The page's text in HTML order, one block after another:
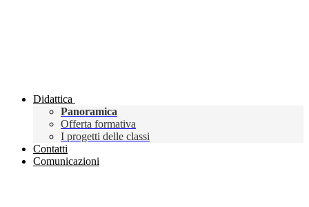
Didattica
Panoramica
Offerta formativa
I progetti delle classi
Contatti
Comunicazioni